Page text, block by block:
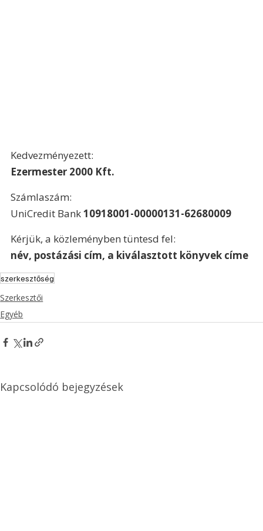
Kedvezményezett:
Ezermester 2000 Kft.
Számlaszám:
UniCredit Bank 10918001-00000131-62680009
Kérjük, a közleményben tüntesd fel:
név, postázási cím, a kiválasztott könyvek címe
szerkesztőség
Szerkesztői
Egyéb
Kapcsolódó bejegyzések